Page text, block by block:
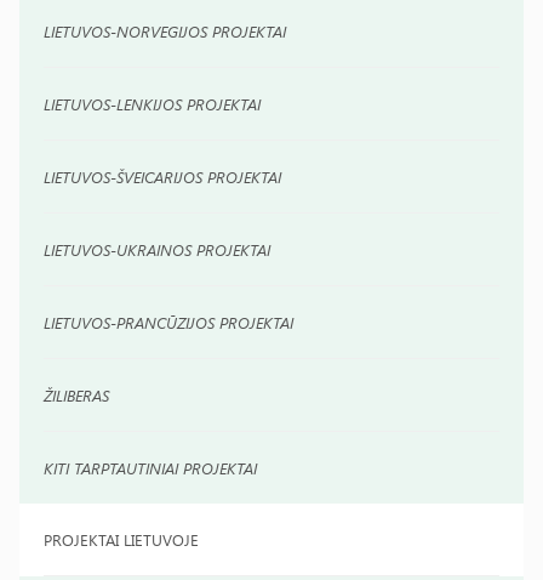
LIETUVOS-NORVEGIJOS PROJEKTAI
LIETUVOS-LENKIJOS PROJEKTAI
LIETUVOS-ŠVEICARIJOS PROJEKTAI
LIETUVOS-UKRAINOS PROJEKTAI
LIETUVOS-PRANCŪZIJOS PROJEKTAI
ŽILIBERAS
KITI TARPTAUTINIAI PROJEKTAI
PROJEKTAI LIETUVOJE